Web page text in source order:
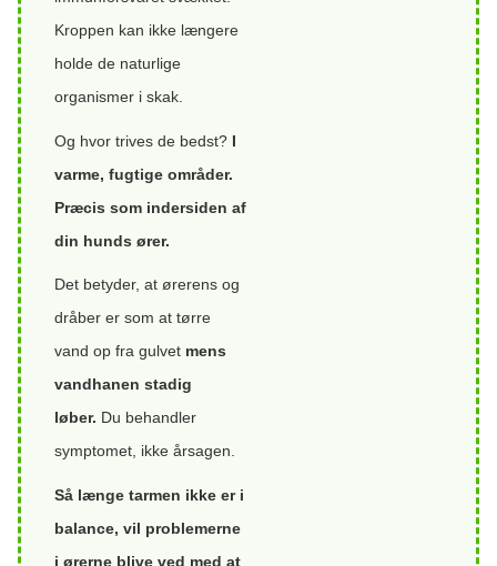
Kroppen kan ikke længere
holde de naturlige
organismer i skak.
Og hvor trives de bedst?
varme, fugtige områder.
Præcis som indersiden af
din hunds ører.
Det betyder, at ørerens og
dråber er som at tørre
vand op fra gulvet mens
vandhanen stadig
løber. Du behandler
symptomet, ikke årsagen.
Så længe tarmen ikke er i
balance, vil problemerne
i ørerne blive ved med at